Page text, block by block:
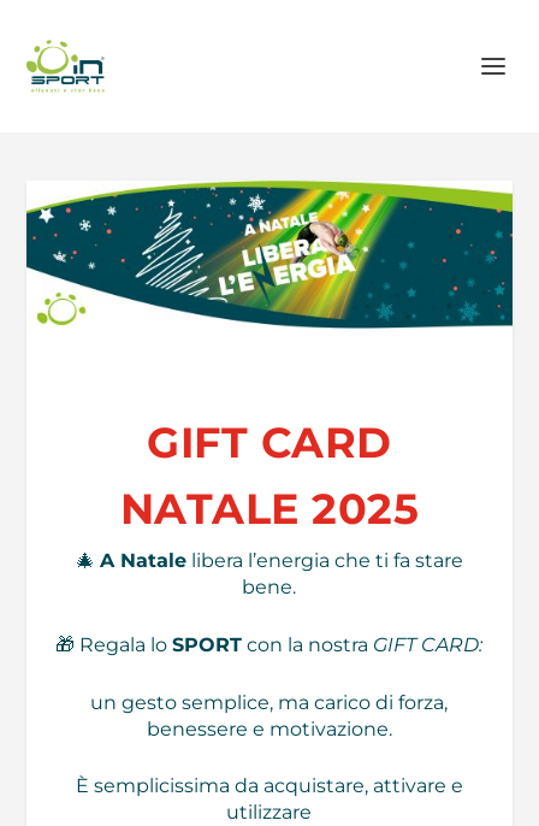
GIFT CARD
NATALE 2025
🎄 A Natalelibera l’energia che ti fa stare
bene.
🎁 Regala loSPORT con la nostra GIFT CARD:
un gesto semplice, ma carico di forza,
benessere e motivazione.
È semplicissima da acquistare, attivare e
utilizzare